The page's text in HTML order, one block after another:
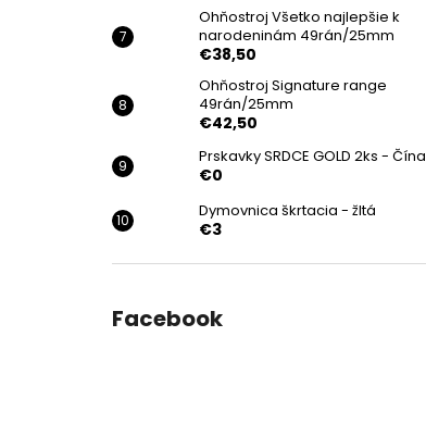
Ohňostroj Všetko najlepšie k
narodeninám 49rán/25mm
€38,50
Ohňostroj Signature range
49rán/25mm
€42,50
Prskavky SRDCE GOLD 2ks - Čína
€0
Dymovnica škrtacia - žltá
€3
Facebook